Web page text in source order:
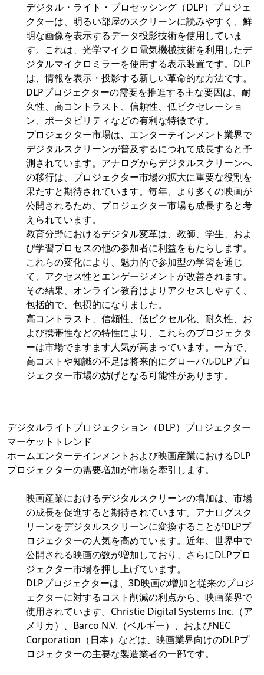
デジタル・ライト・プロセッシング（DLP）プロジェ
クターは、明るい部屋のスクリーンに読みやすく、鮮
明な画像を表示するデータ投影技術を使用していま
す。これは、光学マイクロ電気機械技術を利用したデ
ジタルマイクロミラーを使用する表示装置です。DLP
は、情報を表示・投影する新しい革命的な方法です。
DLPプロジェクターの需要を推進する主な要因は、耐
久性、高コントラスト、信頼性、低ピクセレーショ
ン、ポータビリティなどの有利な特徴です。
プロジェクター市場は、エンターテインメント業界で
デジタルスクリーンが普及するにつれて成長すると予
測されています。アナログからデジタルスクリーンへ
の移行は、プロジェクター市場の拡大に重要な役割を
果たすと期待されています。毎年、より多くの映画が
公開されるため、プロジェクター市場も成長すると考
えられています。
教育分野におけるデジタル変革は、教師、学生、およ
び学習プロセスの他の参加者に利益をもたらします。
これらの変化により、魅力的で参加型の学習を通じ
て、アクセス性とエンゲージメントが改善されます。
その結果、オンライン教育はよりアクセスしやすく、
包括的で、包摂的になりました。
高コントラスト、信頼性、低ピクセル化、耐久性、お
よび携帯性などの特性により、これらのプロジェクタ
ーは市場でますます人気が高まっています。一方で、
高コストや知識の不足は将来的にグローバルDLPプロ
ジェクター市場の妨げとなる可能性があります。
デジタルライトプロジェクション（DLP）プロジェクター
マーケットトレンド
ホームエンターテインメントおよび映画産業におけるDLP
プロジェクターの需要増加が市場を牽引します。
映画産業におけるデジタルスクリーンの増加は、市場
の成長を促進すると期待されています。アナログスク
リーンをデジタルスクリーンに変換することがDLPプ
ロジェクターの人気を高めています。近年、世界中で
公開される映画の数が増加しており、さらにDLPプロ
ジェクター市場を押し上げています。
DLPプロジェクターは、3D映画の増加と従来のプロジ
ェクターに対するコスト削減の利点から、映画業界で
使用されています。Christie Digital Systems Inc.（ア
メリカ）、Barco N.V.（ベルギー）、およびNEC
Corporation（日本）などは、映画業界向けのDLPプ
ロジェクターの主要な製造業者の一部です。